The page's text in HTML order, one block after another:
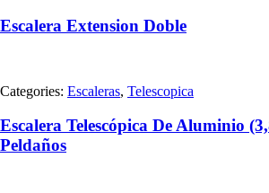
Escalera Extension Doble
Categories: Escaleras, Telescopica
Escalera Telescópica De Aluminio
Peldaños